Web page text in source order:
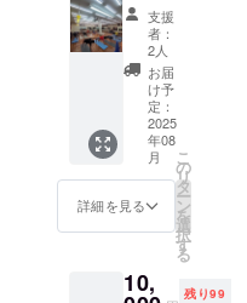
多様な
形式で
お届
け。あ
なたの
現状の
課題に
光を当
て、解
決へと
導く具
体的な
道筋を
す。
【購読
いただ
きま
す。
レッス
ンは
Zoomを
使用
し、以
下の内
み合わ
せた合
間で
す。 *
でお送
りしま
す。
2025年
7月10日
から
2025年
9月末ま
での期
曜日か
ら土曜
祝日を
//physit
ech.1w
eb.jp/ 鎌
倉カル
チャー
セン
ター
→https:
//kamak
ure.co
m/page
ありま
ト終了
後に
メール
でお送
りいた
しま
す。
で、AI
での姿
勢分析
が出来
ます。
詳しく
は以下
の内容
をご確
認くだ
さい。
https://
イズ指
導10回
券(ピラ
ティス&
体幹バ
ランス
スト
レッチ)
Zoomオ
ンライ
ンに
て、 体
幹の
機能を
高める
支援
者：
2人
お届
け予
定：
2025
年08
月
詳細を見る
こ
の
リ
タ
ー
ン
を
選
択
す
る
10, 残り99